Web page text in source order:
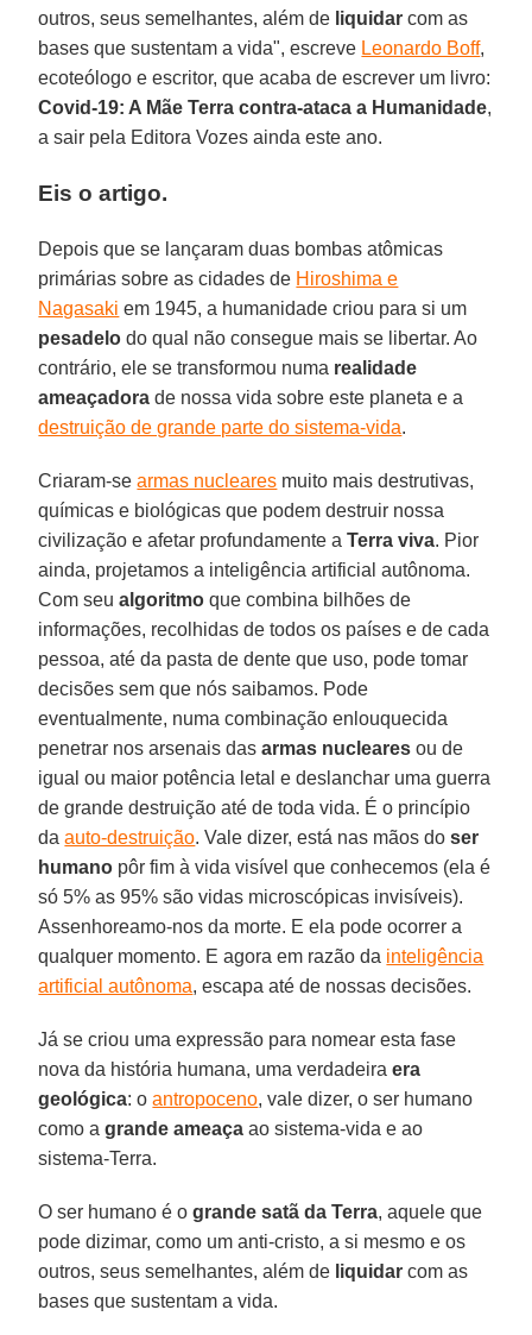
outros, seus semelhantes, além de liquidar com as
bases que sustentam a vida", escreve Leonardo Boff,
ecoteólogo e escritor, que acaba de escrever um livro:
Covid-19: A Mãe Terra contra-ataca a Humanidade,
a sair pela Editora Vozes ainda este ano.
Eis o artigo.
Depois que se lançaram duas bombas atômicas
primárias sobre as cidades de Hiroshima e
Nagasaki em 1945, a humanidade criou para si um
pesadelo do qual não consegue mais se libertar. Ao
contrário, ele se transformou numa realidade
ameaçadora de nossa vida sobre este planeta e a
destruição de grande parte do sistema-vida.
Criaram-searmas nucleares muito mais destrutivas,
químicas e biológicas que podem destruir nossa
civilização e afetar profundamente aTerra viva. Pior
ainda, projetamos a inteligência artificial autônoma.
Com seualgoritmo que combina bilhões de
informações, recolhidas de todos os países e de cada
pessoa, até da pasta de dente que uso, pode tomar
decisões sem que nós saibamos. Pode
eventualmente, numa combinação enlouquecida
penetrar nos arsenais dasarmas nucleares ou de
igual ou maior potência letal e deslanchar uma guerra
de grande destruição até de toda vida. É o princípio
daauto-destruição. Vale dizer, está nas mãos doser
humano pôr fim à vida visível que conhecemos (ela é
só 5% as 95% são vidas microscópicas invisíveis).
Assenhoreamo-nos da morte. E ela pode ocorrer a
qualquer momento. E agora em razão da inteligência
artificial autônoma, escapa até de nossas decisões.
Já se criou uma expressão para nomear esta fase
nova da história humana, uma verdadeiraera
geológica: oantropoceno, vale dizer, o ser humano
como agrande ameaça ao sistema-vida e ao
sistema-Terra.
O ser humano é ogrande satã da Terra, aquele que
pode dizimar, como um anti-cristo, a si mesmo e os
outros, seus semelhantes, além de liquidar com as
bases que sustentam a vida.